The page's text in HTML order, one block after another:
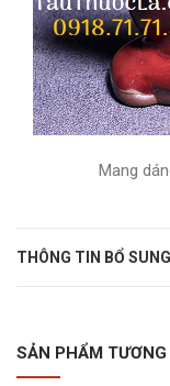
Mang
THÔNG TIN BỔ SUNG
SẢN PHẨM